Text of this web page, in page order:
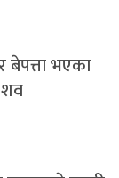
बेपत्ता भएका